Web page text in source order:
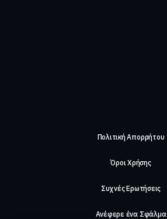
Πολιτική Απορρήτου
Όροι Χρήσης
Συχνές Ερωτήσεις
Ανέφερε ένα Σφάλμα